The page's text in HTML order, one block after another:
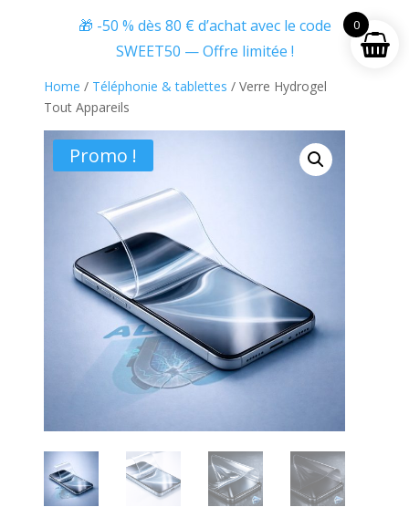
🎁 -50 % dès 80 € d’achat avec le code
SWEET50 — Offre limitée !
Home / Téléphonie & tablettes / Verre Hydrogel
Tout Appareils
Promo !
0